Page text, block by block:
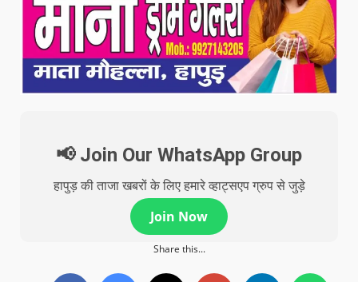
📢 Join Our WhatsApp Group
हापुड़ की ताजा खबरों के लिए हमारे व्हाट्सएप ग्रुप से जुड़े
Join Now
Share this...